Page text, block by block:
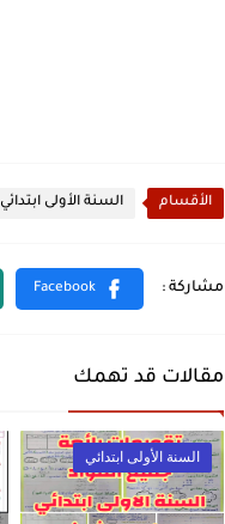
الأقسام السنة الأولى ابتدائي
مقالات قد تهمك
السنة الأولى ابتدائي